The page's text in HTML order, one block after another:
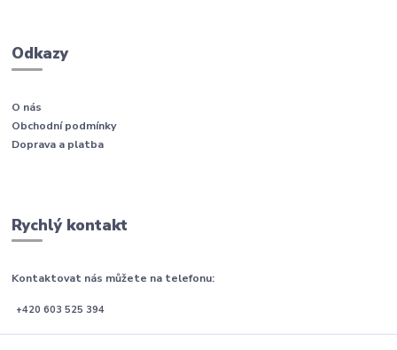
Odkazy
O nás
Obchodní podmínky
Doprava a platba
Rychlý kontakt
Kontaktovat nás můžete na telefonu:
+420 603 525 394